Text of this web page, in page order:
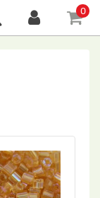
0